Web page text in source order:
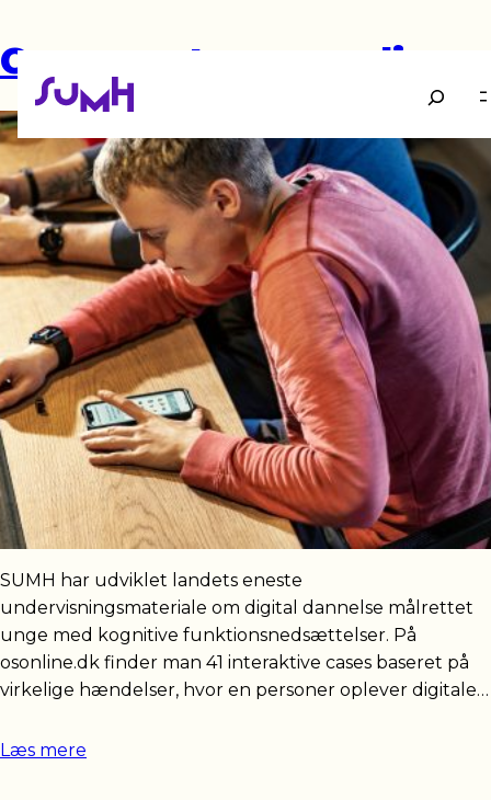
Søg
Gør unge trygge online
SUMH har udviklet landets eneste
undervisningsmateriale om digital dannelse målrettet
unge med kognitive funktionsnedsættelser. På
osonline.dk finder man 41 interaktive cases baseret på
virkelige hændelser, hvor en personer oplever digitale…
Læs mere